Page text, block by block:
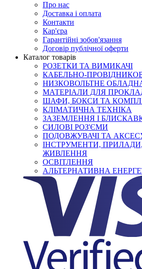
Про нас
Доставка і оплата
Контакти
Кар'єра
Гарантійні зобов'язання
Договір публічної оферти
Каталог товарів
РОЗЕТКИ ТА ВИМИКАЧІ
КАБЕЛЬНО-
НИЗКОВОЛЬТНЕ
МАТЕРІАЛИ ДЛЯ
ШАФИ, БОКСИ ТА
КЛІМАТИЧНА ТЕХНІКА
ЗАЗЕМЛЕННЯ І
СИЛОВІ РОЗ'ЄМИ
ПОДОВЖУВАЧІ ТА
ІНСТРУМЕНТИ,
ЖИВЛЕННЯ
ОСВІТЛЕННЯ
АЛЬТЕРНАТИВНА